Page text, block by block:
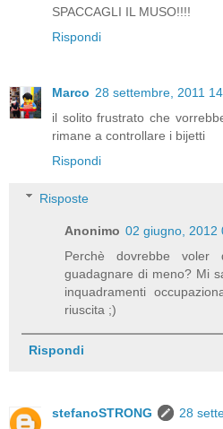
SPACCAGLI IL MUSO!!!!
Rispondi
Marco 28 settembre, 2011
il solito frustrato che
rimane a controllare i bijetti
Rispondi
Risposte
Anonimo 02 giugno, 2012
Perchè dovrebbe voler
guadagnare di meno? Mi
inquadramenti
riuscita ;)
Rispondi
stefanoSTRONG
28